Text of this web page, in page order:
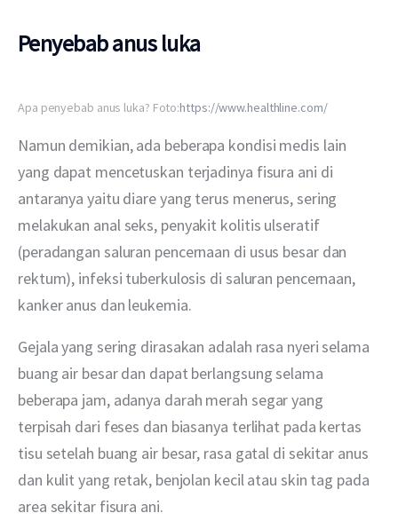
Penyebab anus luka
Apa penyebab anus luka? Foto:https://www.healthline.com/
Namun demikian, ada beberapa kondisi medis lain
yang dapat mencetuskan terjadinya fisura ani di
antaranya yaitu diare yang terus menerus, sering
melakukan anal seks, penyakit kolitis ulseratif
(peradangan saluran pencernaan di usus besar dan
rektum), infeksi tuberkulosis di saluran pencernaan,
kanker anus dan leukemia.
Gejala yang sering dirasakan adalah rasa nyeri selama
buang air besar dan dapat berlangsung selama
beberapa jam, adanya darah merah segar yang
terpisah dari feses dan biasanya terlihat pada kertas
tisu setelah buang air besar, rasa gatal di sekitar anus
dan kulit yang retak, benjolan kecil atau skin tag pada
area sekitar fisura ani.